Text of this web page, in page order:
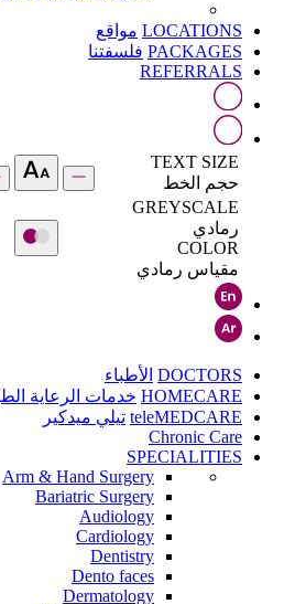
LOCATIONS مواقع
PACKAGES فلسفتنا
REFERRALS
TEXT SIZE
حجم الخط
GREYSCALE
رمادي
COLOR
مقياس رمادي
DOCTORS الأطباء
HOMECARE خدمات الرعاية
teleMEDCARE تيلي ميدكير
Chronic Care
SPECIALITIES
Arm & Hand Surgery
Bariatric Surgery
Audiology
Cardiology
Dentistry
Dento faces
Dermatology